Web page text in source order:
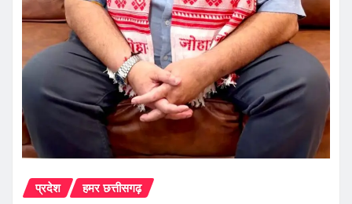
प्रदेश हमर छत्तीसगढ़